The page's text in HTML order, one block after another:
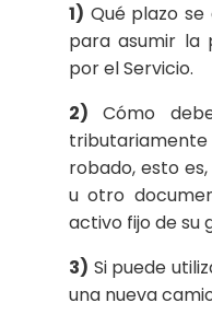
1) Qué plazo
para asumir la
por el Servicio.
2) Cómo
robado, esto
u otro
activo fijo de su
3) Si puede
una nueva